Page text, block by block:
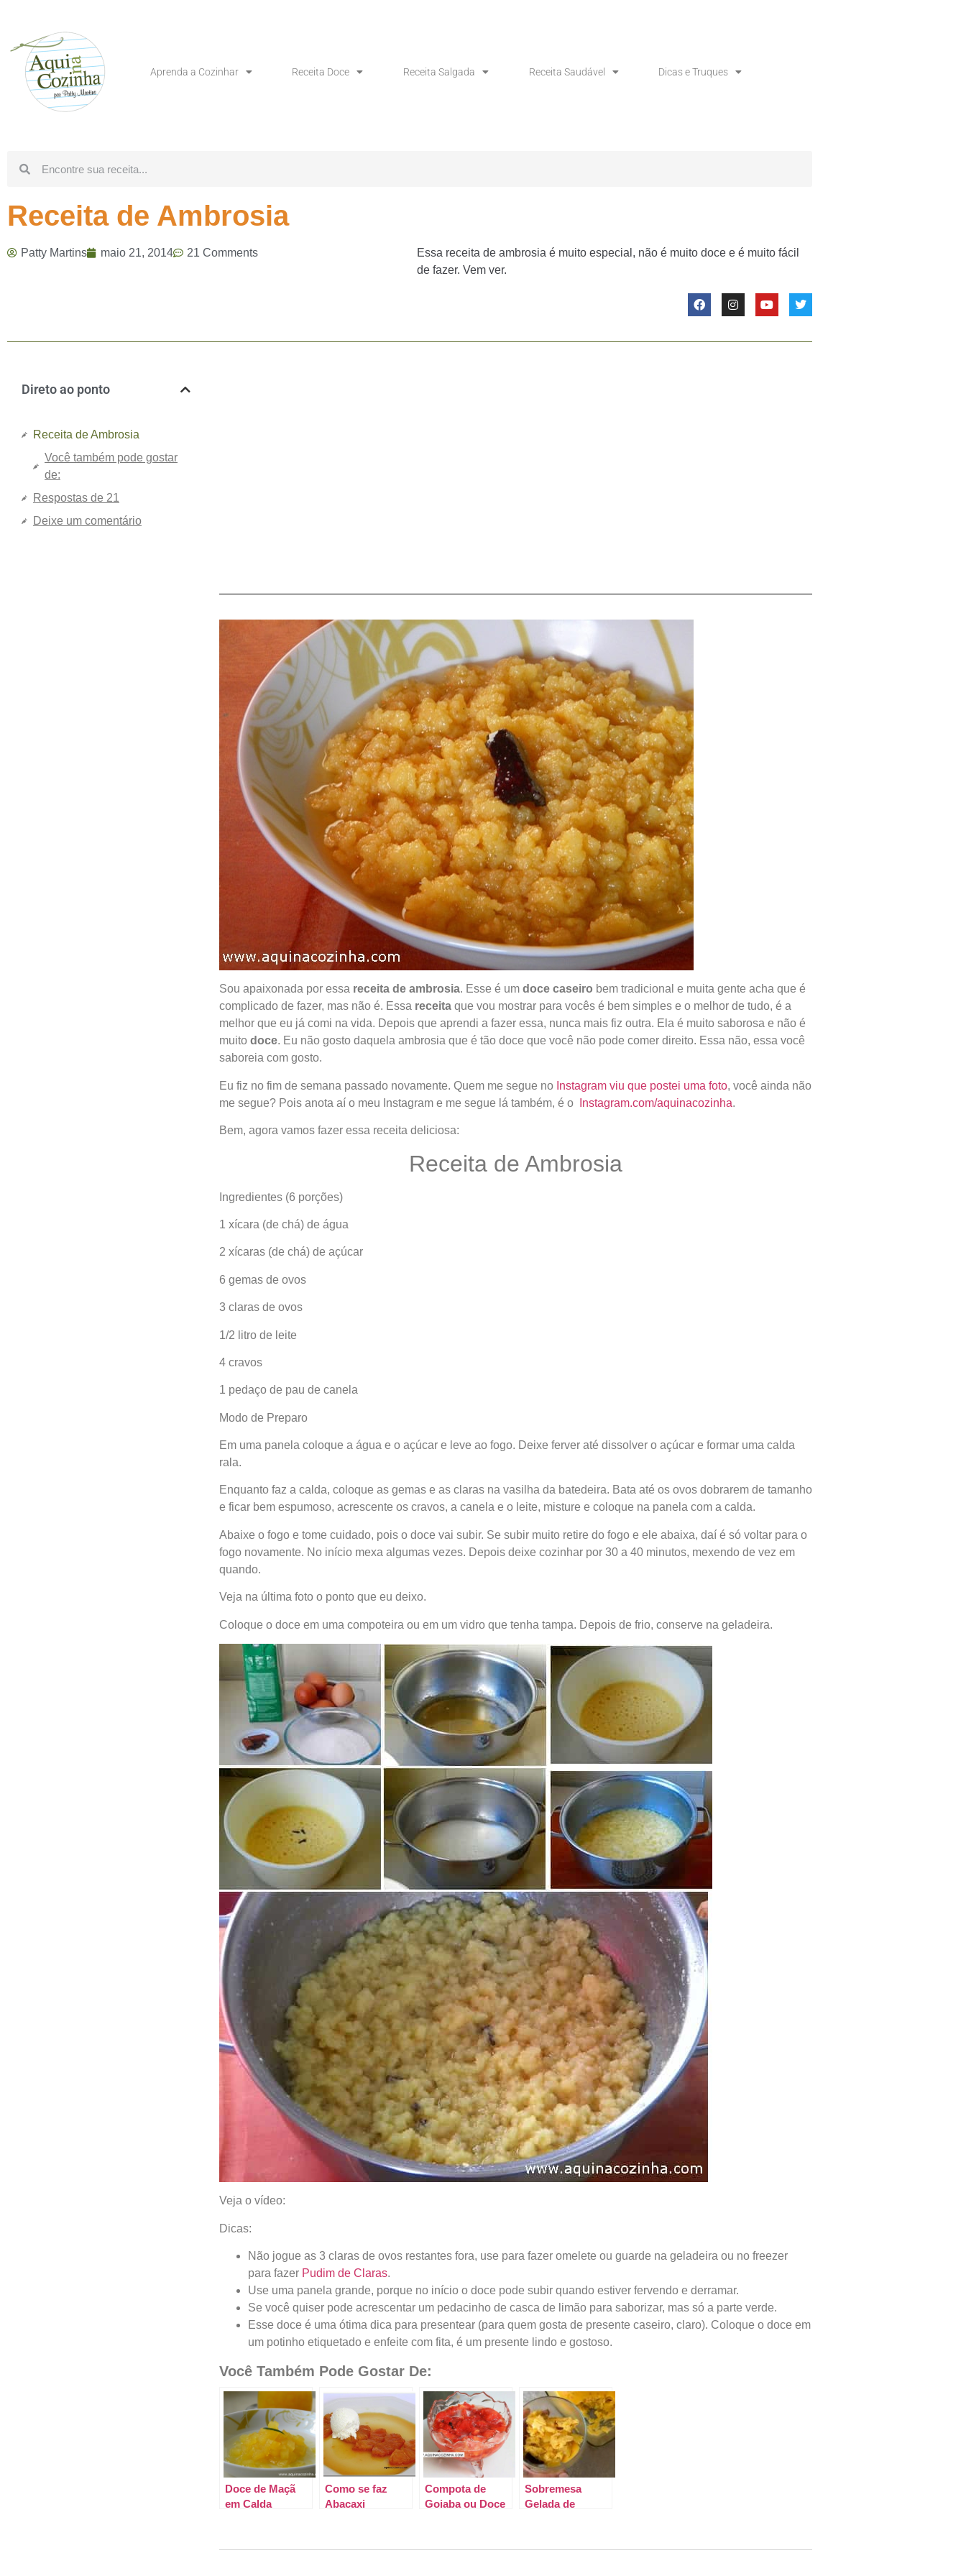
Aprenda a Cozinhar Receita Doce Receita Salgada Receita Saudável Dicas e Truques
Receita de Ambrosia
Patty Martins maio 21, 2014 21 Comments
Essa receita de ambrosia é muito especial, não é muito doce e é muito fácil
de fazer. Vem ver.
Direto ao ponto
Receita de Ambrosia
Você também pode gostar
de:
Respostas de 21
Deixe um comentário
Sou apaixonada por essa receita de ambrosia. Esse é um doce caseiro bem tradicional e muita gente acha que é
complicado de fazer, mas não é. Essa receitaque vou mostrar para vocês é bem simples e o melhor de tudo, é a
melhor que eu já comi na vida. Depois que aprendi a fazer essa, nunca mais fiz outra. Ela é muito saborosa e não é
muito doce. Eu não gosto daquela ambrosia que é tão doce que você não pode comer direito. Essa não, essa você
saboreia com gosto.
Eu fiz no fim de semana passado novamente. Quem me segue noInstagram viu que postei uma foto, você ainda não
me segue? Pois anota aí o meu Instagram e me segue lá também, é o
Instagram.com/aquinacozinha.
Bem, agora vamos fazer essa receita deliciosa:
Receita de Ambrosia
Ingredientes (6 porções)
1 xícara (de chá) de água
2 xícaras (de chá) de açúcar
6 gemas de ovos
3 claras de ovos
1/2 litro de leite
4 cravos
1 pedaço de pau de canela
Modo de Preparo
Em uma panela coloque a água e o açúcar e leve ao fogo. Deixe ferver até dissolver o açúcar e formar uma calda
rala.
Enquanto faz a calda, coloque as gemas e as claras na vasilha da batedeira. Bata até os ovos dobrarem de tamanho
e ficar bem espumoso, acrescente os cravos, a canela e o leite, misture e coloque na panela com a calda.
Abaixe o fogo e tome cuidado, pois o doce vai subir. Se subir muito retire do fogo e ele abaixa, daí é só voltar para o
fogo novamente. No início mexa algumas vezes. Depois deixe cozinhar por 30 a 40 minutos, mexendo de vez em
quando.
Veja na última foto o ponto que eu deixo.
Coloque o doce em uma compoteira ou em um vidro que tenha tampa. Depois de frio, conserve na geladeira.
Veja o vídeo:
Dicas:
Não jogue as 3 claras de ovos restantes fora, use para fazer omelete ou guarde na geladeira ou no freezer
para fazer Pudim de Claras.
Use uma panela grande, porque no início o doce pode subir quando estiver fervendo e derramar.
Se você quiser pode acrescentar um pedacinho de casca de limão para saborizar, mas só a parte verde.
Esse doce é uma ótima dica para presentear (para quem gosta de presente caseiro, claro). Coloque o doce em
um potinho etiquetado e enfeite com fita, é um presente lindo e gostoso.
Você Também Pode Gostar De:
Doce de Maçã
em Calda
Como se faz
Abacaxi
Compota de
Goiaba ou Doce
Sobremesa
Gelada de